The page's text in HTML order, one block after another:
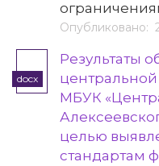
Опубликовано:
docx
Результаты
МБУК
целью
стандартам